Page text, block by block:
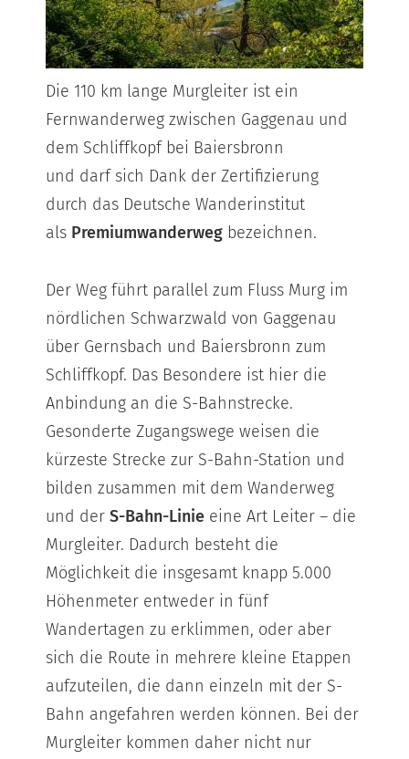
Die 110 km lange Murgleiter ist ein
Fernwanderweg zwischen Gaggenau und
dem Schliffkopf bei Baiersbronn
und darf sich Dank der Zertifizierung
durch das Deutsche Wanderinstitut
als Premiumwanderweg bezeichnen.
Der Weg führt parallel zum Fluss Murg im
nördlichen Schwarzwald von Gaggenau
über Gernsbach und Baiersbronn zum
Schliffkopf. Das Besondere ist hier die
Anbindung an die S-Bahnstrecke.
Gesonderte Zugangswege weisen die
kürzeste Strecke zur S-Bahn-Station und
bilden zusammen mit dem Wanderweg
und der S-Bahn-Linie eine Art Leiter – die
Murgleiter. Dadurch besteht die
Möglichkeit die insgesamt knapp 5.000
Höhenmeter entweder in fünf
Wandertagen zu erklimmen, oder aber
sich die Route in mehrere kleine Etappen
aufzuteilen, die dann einzeln mit der S-
Bahn angefahren werden können. Bei der
Murgleiter kommen daher nicht nur